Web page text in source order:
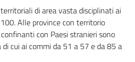
di area vasta disciplinati ai
Alle province con territorio
con Paesi stranieri sono
cui ai commi da 51 a 57 e da 85 a